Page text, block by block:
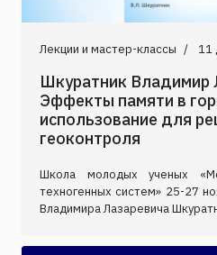
Лекции и мастер-классы 11
Шкуратник Владимир
Эффекты памяти в
использование для
геоконтроля
Школа молодых ученых
техногенных систем» 25-27
Владимира Лазаревича